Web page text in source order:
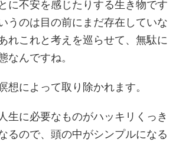
に不安を感じたりする生き物です
うのは目の前にまだ存在していな
れこれと考えを巡らせて、無駄に
なんですね。
想によって取り除かれます。
生に必要なものがハッキリくっき
るので、頭の中がシンプルになる